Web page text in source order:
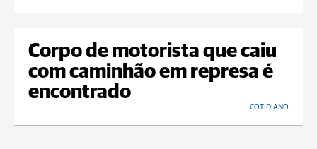
Corpo de motorista que caiu
com caminhão em represa é
encontrado
COTIDIANO